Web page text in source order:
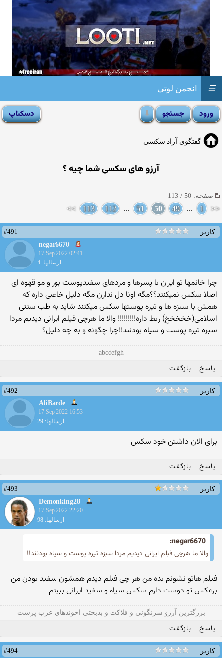
انجمن لوتی ☰
گفتگوی آزاد سکسی
آرزو های سکسی شما چیه ؟
صفحه: 50 / 113
<<
1
...
49
50
51
...
112
113
>>
کاربر
#491
negar6670
17 Sep 2022 02:41
ارسالها: 4
چرا خانمها تو ایران با پسرها و مردهای سفیدپوست بور و مو قهوه ای
اصلا سکس نمیکنند؟؟مگه اونا دل ندارن مگه دلیل خاصی داره که
همش با سبزه ها و تیره پوستها سکس میکنند شاید به طب سنتی
اسلامی(خخخخخ) ربط داره!!!!!!!!! والا ما هرچی فیلم ایرانی دیدیم مردا
سبزه تیره پوست و سیاه بودنند!!چرا چگونه و به چه دلیل؟
abcdefgh
پاسخ بازگفت
کاربر
#492
AliBarde
17 Sep 2022 16:53
ارسالها: 29
برای الان داشتن خود سکس
پاسخ بازگفت
کاربر
#493
Demonking28
17 Sep 2022 22:20
ارسالها: 98
negar6670:
والا ما هرچی فیلم ایرانی دیدیم مردا سبزه تیره پوست و سیاه بودنند!!
فیلم هاتو نشونم بده من هر چی فیلم دیدم همشون سفید بودن من
برعکس تو دوست دارم سکس سیاه و سفید ایرانی ببینم
بزرگترین آرزو سرنگونی و فلاکت و بدبختی اخوندهای عرب پرست
پاسخ بازگفت
کاربر
#494